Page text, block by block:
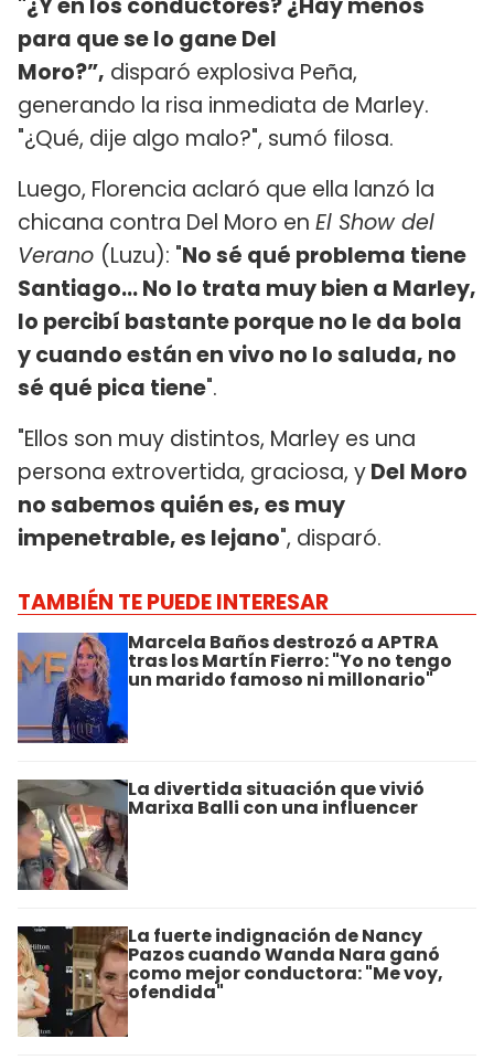
para que se lo gane Del
Moro?”, disparó explosiva Peña,
generando la risa inmediata de Marley.
"¿Qué, dije algo malo?", sumó filosa.
Luego, Florencia aclaró que ella lanzó la
chicana contra Del Moro en El Show del
Verano (Luzu): "No sé qué problema tiene
Santiago... No lo trata muy bien a Marley,
lo percibí bastante porque no le da bola
y cuando están en vivo no lo saluda, no
sé qué pica tiene".
"Ellos son muy distintos, Marley es una
persona extrovertida, graciosa, yDel Moro
no sabemos quién es, es muy
impenetrable, es lejano", disparó.
TAMBIÉN TE PUEDE INTERESAR
Marcela Baños destrozó a APTRA
tras los Martín Fierro: "Yo no tengo
un marido famoso ni millonario"
La divertida situación que vivió
Marixa Balli con una influencer
La fuerte indignación de Nancy
Pazos cuando Wanda Nara ganó
como mejor conductora: "Me voy,
ofendida"